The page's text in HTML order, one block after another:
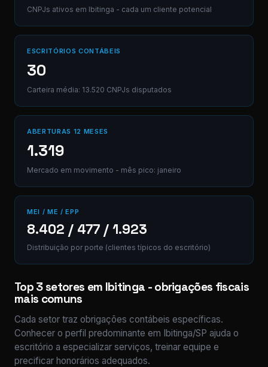
CNPJs ativos em Ibitinga - cada um cliente potencial
ESCRITÓRIOS CONTÁBEIS
30
Carteira média: 13.520 CNPJs disputados
ABERTURAS 12 MESES
1.319
Mercado em movimento - mês pico: janeiro
MEI / ME / EPP
8.402 / 477 / 1.923
Distribuição por porte (clientes típicos do escritório)
Top 3 setores em Ibitinga - obrigações fiscais
mais comuns
Cada setor traz obrigações contábeis específicas.
Conhecer o perfil predominante em Ibitinga/SP ajuda o
escritório a especializar serviços, treinar equipe e
precificar honorários adequados.